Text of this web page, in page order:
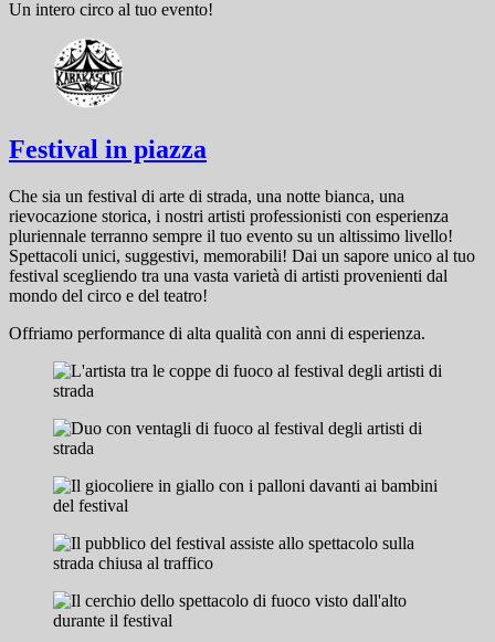
Un intero circo al tuo evento!
Festival in piazza
Che sia un festival di arte di strada, una notte bianca, una
rievocazione storica, i nostri artisti professionisti con esperienza
pluriennale terranno sempre il tuo evento su un altissimo livello!
Spettacoli unici, suggestivi, memorabili! Dai un sapore unico al tuo
festival scegliendo tra una vasta varietà di artisti provenienti dal
mondo del circo e del teatro!
Offriamo performance di alta qualità con anni di esperienza.